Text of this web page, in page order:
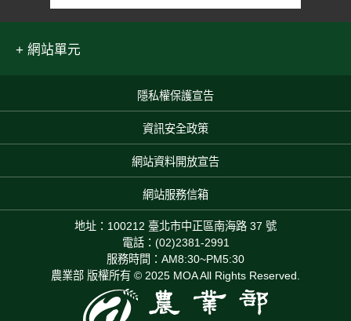
網站單元
隱私權保護宣告
資訊安全政策
網站資料開放宣告
網站服務信箱
地址：100212 臺北市中正區南海路 37 號
電話：(02)2381-2991
服務時間：AM8:30~PM5:30
農業部 版權所有 © 2025 MOA All Rights Reserved.